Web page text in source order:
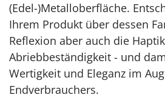
(Edel-)Metalloberfläche.
Ihrem Produkt über dessen
Reflexion aber auch die
Abriebbeständigkeit - und
Wertigkeit und Eleganz im
Endverbrauchers.